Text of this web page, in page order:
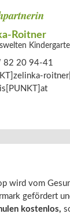
Roitner
20 94-41
wird vom
gefördert
kostenlos,